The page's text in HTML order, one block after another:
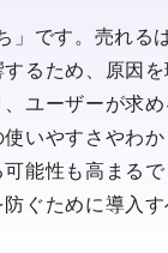
」です。売れる
るため、原因
ユーザーが求
いやすさやわ
能性も高まる
ぐために導入